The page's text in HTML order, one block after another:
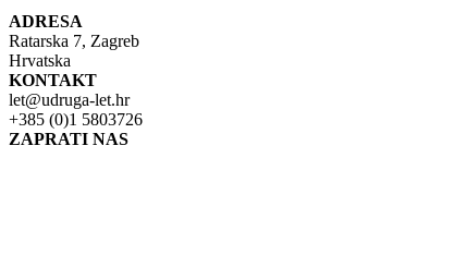
ADRESA
Ratarska 7, Zagreb
Hrvatska
KONTAKT
let@udruga-let.hr
+385 (0)1 5803726
ZAPRATI NAS